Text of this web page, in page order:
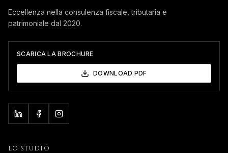
Eccellenza nella consulenza fiscale, tributaria e
patrimoniale dal 2020.
SCARICA LA BROCHURE
DOWNLOAD PDF
LO STUDIO